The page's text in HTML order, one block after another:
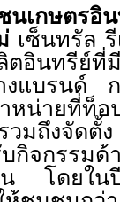
นเกษตรอิ
เซ็นทรัล
ลผลิตอิน
งแบรนด์
ดจำหน่า
วมถึงจัดตั้
กิจกรรม
ชน โดยใ